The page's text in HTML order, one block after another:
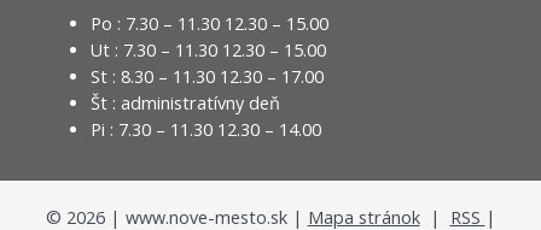
Po : 7.30 – 11.30 12.30 – 15.00
Ut : 7.30 – 11.30 12.30 – 15.00
St : 8.30 – 11.30 12.30 – 17.00
Št : administratívny deň
Pi : 7.30 – 11.30 12.30 – 14.00
© 2026| www.nove-mesto.sk | Mapa stránok| RSS |